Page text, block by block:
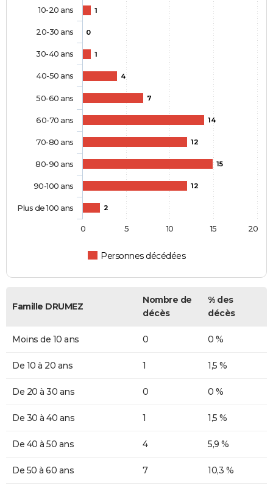
1
0
1
4
7
14
12
15
12
2
Personnes décédées
10-20 ans
20-30 ans
30-40 ans
40-50 ans
50-60 ans
60-70 ans
70-80 ans
80-90 ans
90-100 ans
Plus de 100 ans
0 5 10 15 20
Famille DRUMEZ
Nombre de
décès
% des
décès
Moins de 10 ans 0 0 %
De 10 à 20 ans 1 1,5 %
De 20 à 30 ans 0 0 %
De 30 à 40 ans 1 1,5 %
De 40 à 50 ans 4 5,9 %
De 50 à 60 ans 7 10,3 %